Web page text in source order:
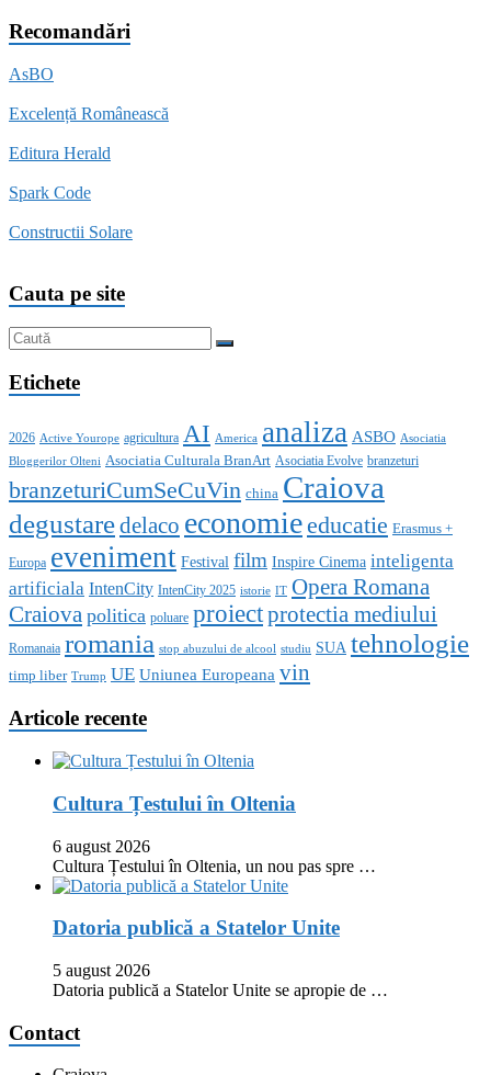
Recomandări
AsBO
Excelență Românească
Editura Herald
Spark Code
Constructii Solare
Cauta pe site
Etichete
2026 Active Yourope agricultura AI America analiza ASBO Asociatia
Bloggerilor Olteni Asociatia Culturala BranArt Asociatia Evolve branzeturi
branzeturiCumSeCuVin china Craiova
degustaredelaco economieeducatie Erasmus +
Europa eveniment Festival film Inspire Cinema inteligenta
artificiala IntenCity IntenCity 2025 istorie IT Opera Romana
Craiova politica poluare proiectprotectia mediului
Romanaia romania stop abuzului de alcool studiu SUA tehnologie
timp liber Trump UE Uniunea Europeana vin
Articole recente
Cultura Țestului în Oltenia
6 august 2026
Cultura Țestului în Oltenia, un nou pas spre …
Datoria publică a Statelor Unite
5 august 2026
Datoria publică a Statelor Unite se apropie de …
Contact